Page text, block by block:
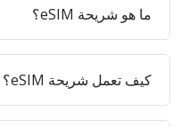
ما هو شريحة eSIM؟
كيف تعمل شريحة eSIM؟